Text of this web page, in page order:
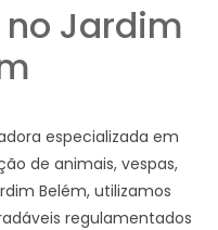
Jardim
especializada em
de animais, vespas,
Belém, utilizamos
regulamentados